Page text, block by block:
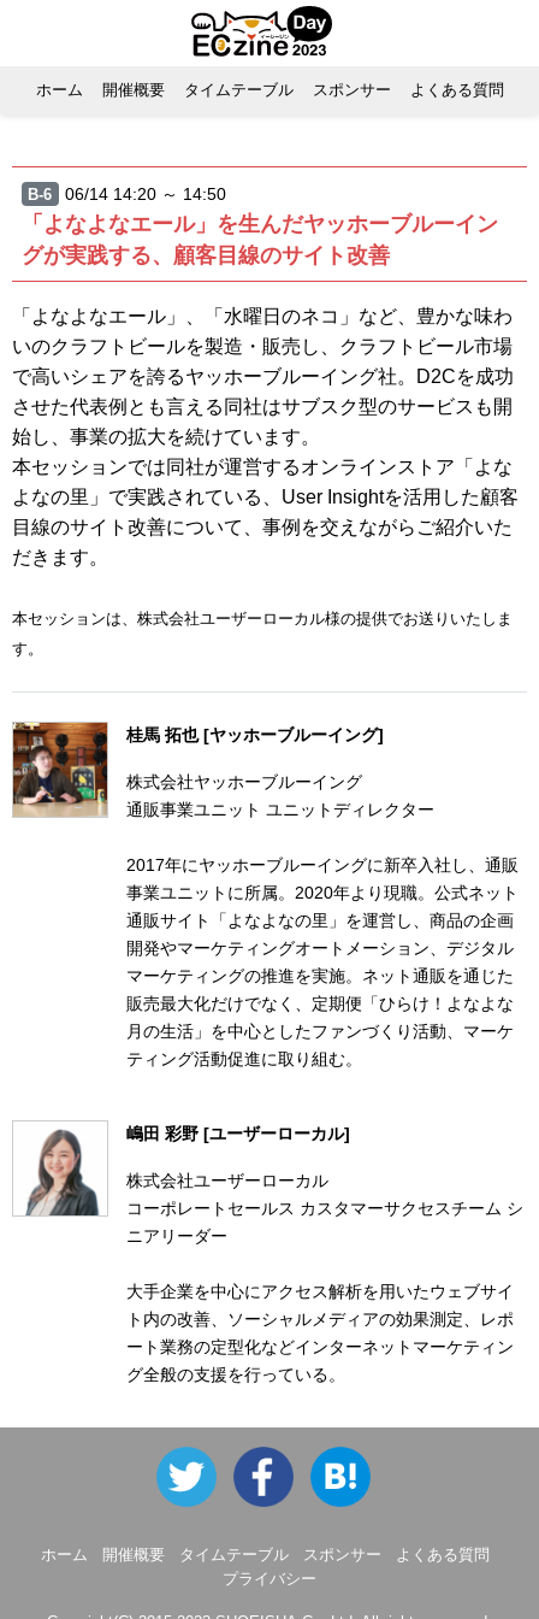
ホーム 開催概要 タイムテーブル スポンサー よくある質問
B-6 06/14 14:20 ～ 14:50
「よなよなエール」を生んだヤッホーブルーイン
グが実践する、顧客目線のサイト改善
「よなよなエール」、「水曜日のネコ」など、豊かな味わ
いのクラフトビールを製造・販売し、クラフトビール市場
で高いシェアを誇るヤッホーブルーイング社。D2Cを成功
させた代表例とも言える同社はサブスク型のサービスも開
始し、事業の拡大を続けています。
本セッションでは同社が運営するオンラインストア「よな
よなの里」で実践されている、User Insightを活用した顧客
目線のサイト改善について、事例を交えながらご紹介いた
だきます。
本セッションは、株式会社ユーザーローカル様の提供でお送りいたしま
す。
桂馬 拓也 [ヤッホーブルーイング]
株式会社ヤッホーブルーイング
通販事業ユニット ユニットディレクター
2017年にヤッホーブルーイングに新卒入社し、通販
事業ユニットに所属。2020年より現職。公式ネット
通販サイト「よなよなの里」を運営し、商品の企画
開発やマーケティングオートメーション、デジタル
マーケティングの推進を実施。ネット通販を通じた
販売最大化だけでなく、定期便「ひらけ！よなよな
月の生活」を中心としたファンづくり活動、マーケ
ティング活動促進に取り組む。
嶋田 彩野 [ユーザーローカル]
株式会社ユーザーローカル
コーポレートセールス カスタマーサクセスチーム シ
ニアリーダー
大手企業を中心にアクセス解析を用いたウェブサイ
ト内の改善、ソーシャルメディアの効果測定、レポ
ート業務の定型化などインターネットマーケティン
グ全般の支援を行っている。
ホーム 開催概要 タイムテーブル スポンサー
よくある質問
プライバシー